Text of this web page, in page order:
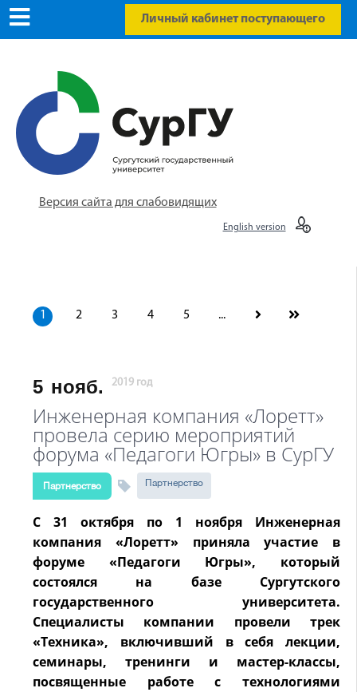
Личный кабинет поступающего
Версия сайта для слабовидящих
English version
1 2 3 4 5 ...
5 нояб. 2019 год
Инженерная компания «Лоретт»
провела серию мероприятий
форума «Педагоги Югры» в СурГУ
Партнерство Партнерство
С 31 октября по 1 ноября Инженерная
компания «Лоретт» приняла участие в
форуме «Педагоги Югры», который
состоялся на базе Сургутского
государственного университета.
Специалисты компании провели трек
«Техника», включивший в себя лекции,
семинары, тренинги и мастер-классы,
посвященные работе с технологиями